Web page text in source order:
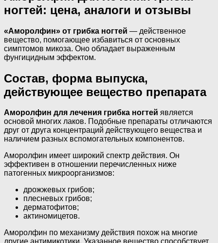
ногтей: цена, аналоги и отзывы
«Аморолфин» от грибка ногтей — действенное
вещество, помогающее избавиться от основных
симптомов микоза. Оно обладает выраженным
фунгицидным эффектом.
Состав, форма выпуска,
действующее вещество препарата
Аморолфин для лечения грибка ногтей является
основой многих лаков. Подобные препараты отличаются
друг от друга концентраций действующего вещества и
наличием разных вспомогательных компонентов.
Аморолфин имеет широкий спектр действия. Он
эффективен в отношении перечисленных ниже
патогенных микроорганизмов:
дрожжевых грибов;
плесневых грибов;
дерматофитов;
актиномицетов.
Аморолфин по механизму действия похож на многие